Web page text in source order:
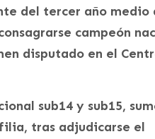
del tercer año medio
campeón
disputado en el
sub14 y sub15,
tras adjudicarse el